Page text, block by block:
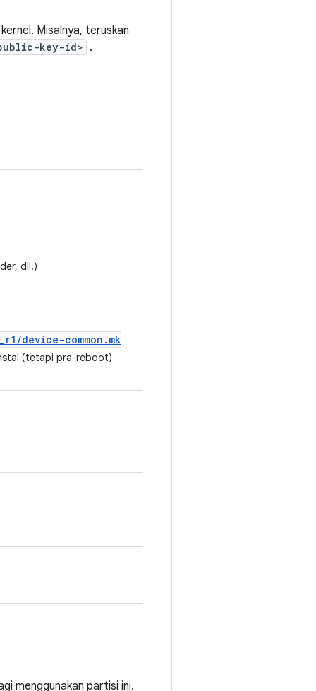
Misalnya, teruskan
key-id> .
dll.)
_r1 /device-common . mk
(tetapi pra-reboot)
menggunakan partisi ini.